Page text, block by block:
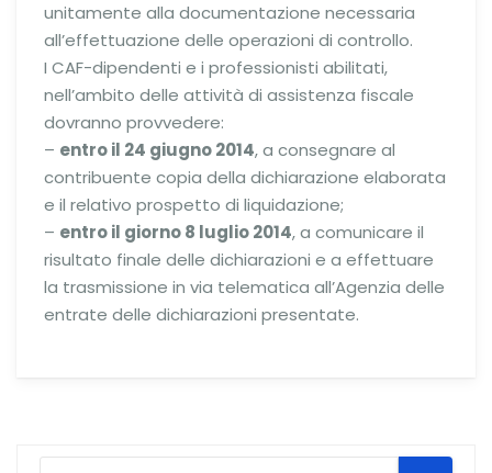
unitamente alla documentazione necessaria
all’effettuazione delle operazioni di controllo.
I CAF-dipendenti e i professionisti abilitati,
nell’ambito delle attività di assistenza fiscale
dovranno provvedere:
– entro il 24 giugno 2014, a consegnare al
contribuente copia della dichiarazione elaborata
e il relativo prospetto di liquidazione;
– entro il giorno 8 luglio 2014, a comunicare il
risultato finale delle dichiarazioni e a effettuare
la trasmissione in via telematica all’Agenzia delle
entrate delle dichiarazioni presentate.